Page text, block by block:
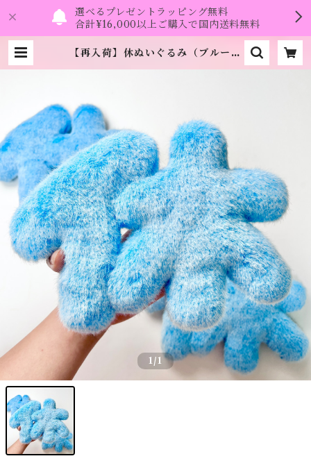
選べるプレゼントラッピング無料
合計¥16,000以上ご購入で国内送料無料
【再入荷】休ぬいぐるみ（ブルー）
1/1